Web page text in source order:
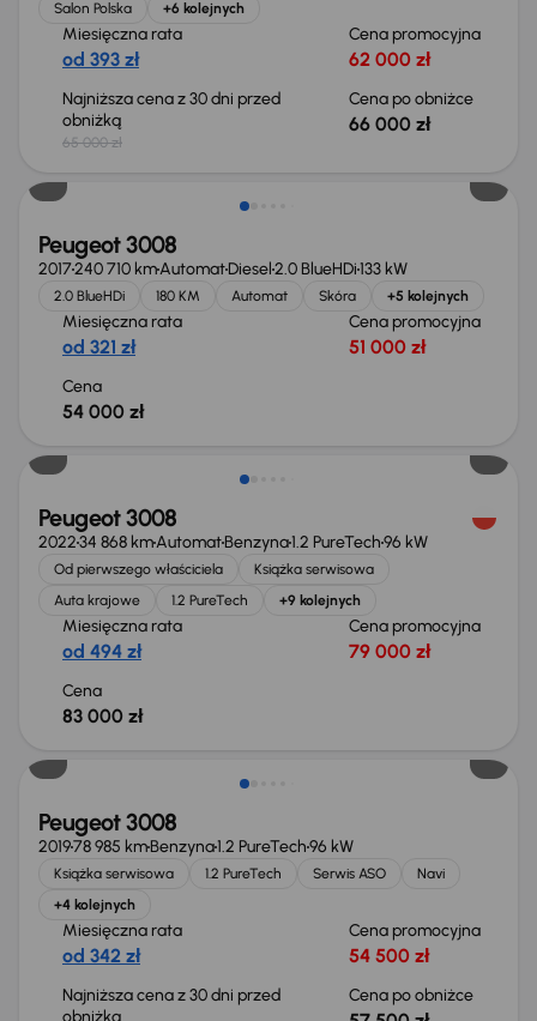
Salon Polska
+6 kolejnych
Miesięczna rata
od 393 zł
Cena promocyjna
62 000 zł
Najniższa cena z 30 dni przed
obniżką
65 000 zł
Cena po obniżce
66 000 zł
Peugeot 3008
2017240 710 kmAutomatDiesel2.0 BlueHDi133 kW
2.0 BlueHDi 180 KM Automat Skóra +5 kolejnych
Miesięczna rata
od 321 zł
Cena promocyjna
51 000 zł
Cena
54 000 zł
Możliwość odliczenia VAT
Peugeot 3008
202234 868 kmAutomatBenzyna1.2 PureTech96 kW
Od pierwszego właściciela
Książka serwisowa
Auta krajowe
1.2 PureTech +9 kolejnych
Miesięczna rata
od 494 zł
Cena promocyjna
79 000 zł
Cena
83 000 zł
Taniej o 500 zł
Peugeot 3008
201978 985 kmBenzyna1.2 PureTech96 kW
Książka serwisowa 1.2 PureTech Serwis ASO
Navi
+4 kolejnych
Miesięczna rata
od 342 zł
Cena promocyjna
54 500 zł
Najniższa cena z 30 dni przed
obniżką
Cena po obniżce